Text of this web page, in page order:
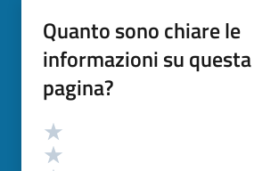
Quanto sono chiare le
informazioni su questa
pagina?
Valutazione